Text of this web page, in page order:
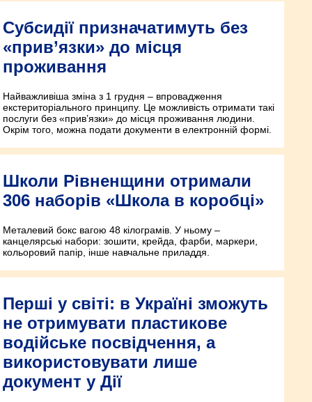
Субсидії призначатимуть без
«прив’язки» до місця
проживання
Найважливіша зміна з 1 грудня – впровадження
екстериторіального принципу. Це можливість отримати такі
послуги без «прив’язки» до місця проживання людини.
Окрім того, можна подати документи в електронній формі.
Школи Рівненщини отримали
306 наборів «Школа в коробці»
Металевий бокс вагою 48 кілограмів. У ньому –
канцелярські набори: зошити, крейда, фарби, маркери,
кольоровий папір, інше навчальне приладдя.
Перші у світі: в Україні зможуть
не отримувати пластикове
водійське посвідчення, а
використовувати лише
документ у Дії